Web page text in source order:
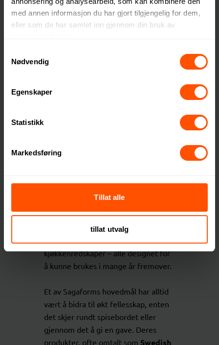
med annen informasjon du har gjort tilgjengelig for dem,
eller som de har samlet inn gjennom din bruk av
Nødvendig
Egenskaper
Statistikk
Markedsføring
Tillat alle
tillat utvalg
klassisk svensk design, med enkle,
utviklet med omtanke for både
estetikk og praktisk bruk. Produktene
spenner fra stilige serveringssett og
elegante glass til funksjonelle
kjøkkenredskaper – alle designet for
å kunne brukes i mange år fremover.
Et av Sagaforms hovedmål har alltid
vært å bidra til økt fellesskap, enten
det skjer rundt spisebordet eller
gjennom det å gi en gave. Deres
produkter, ofte omtalt som Swedish